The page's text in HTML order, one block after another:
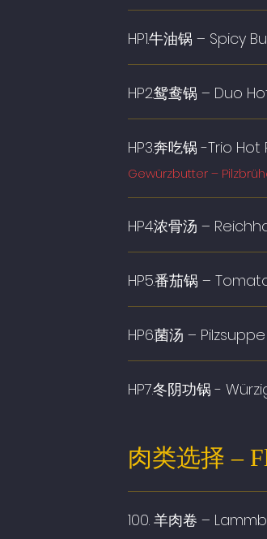
HP1.牛油锅 – Spicy
HP2.鸳鸯锅 – Duo
HP3.奔吃锅 -Trio
Gewürzbutter –
HP4.浓骨汤 –
HP5.番茄锅 –
HP6.菌汤 –
HP7.冬阴功锅 -
肉类选择 –
100. 羊肉卷 –